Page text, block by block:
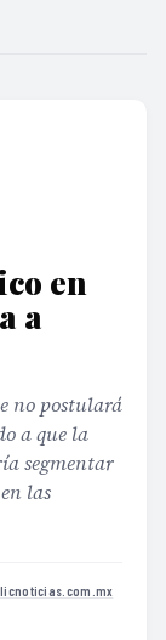
en
a
no postulará
a que la
segmentar
las